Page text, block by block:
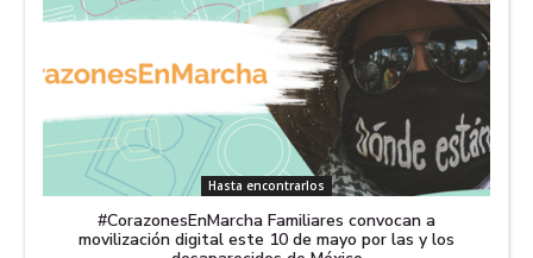
Hasta encontrarlos
#CorazonesEnMarcha Familiares convocan a
movilización digital este 10 de mayo por las y los